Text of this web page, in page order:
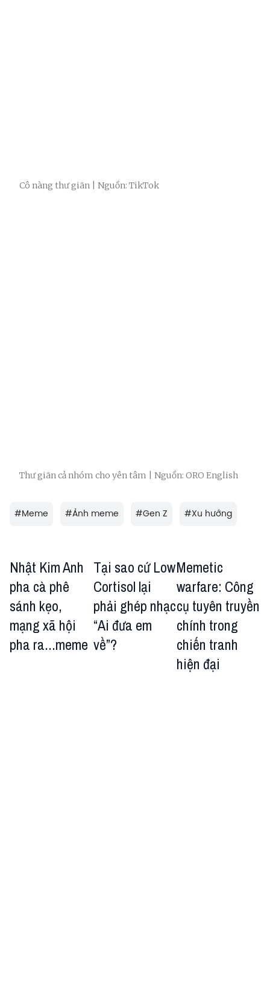
Cô nàng thư giãn | Nguồn: TikTok
Thư giãn cả nhóm cho yên tâm | Nguồn: ORO English
#Meme #Ảnh meme #Gen Z #Xu hướng
Nhật Kim Anh
pha cà phê
sánh kẹo,
mạng xã hội
pha ra...meme
Tại sao cứ Low
Cortisol lại
phải ghép nhạc
“Ai đưa em
về”?
Memetic
warfare: Công
cụ tuyên truyền
chính trong
chiến tranh
hiện đại